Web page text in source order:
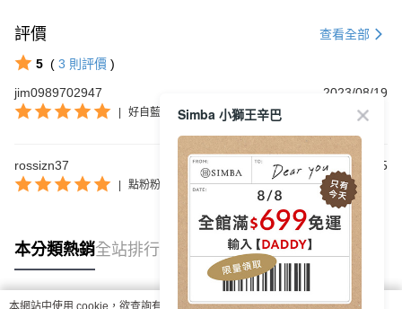
評價 查看全部
5 ( 3 則評價 )
jim0989702947
2023/08/19
| 好自藍
rossizn37 2023/02/25
| 點粉粉
本分類熱銷全站排行
本網站中使用 cookie，欲查詢有關本網站使用 cookie 方式之詳情，及若您不希
Simba 小獅王辛巴